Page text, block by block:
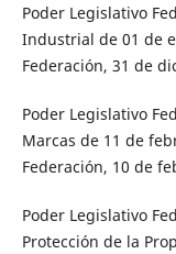
Poder Legislativo
Industrial de 01 de
Federación, 31 de
Poder Legislativo
Marcas de 11 de
Federación, 10 de
Poder Legislativo
Protección de la